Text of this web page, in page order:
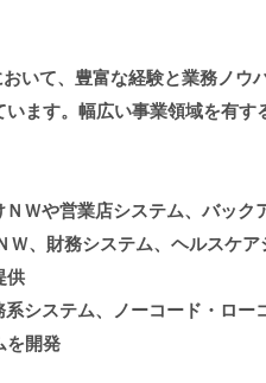
いて、豊富な経験と業務ノウ
ます。幅広い事業領域を有
Ｗや営業店システム、バック
Ｗ、財務システム、ヘルスケ
供
システム、ノーコード・ロ
を開発